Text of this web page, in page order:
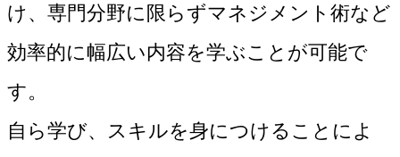
け、専門分野に限らずマネジメント術など
効率的に幅広い内容を学ぶことが可能で
す。
自ら学び、スキルを身につけることによ